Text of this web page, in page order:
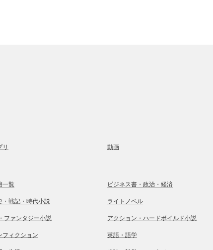
リ 動画
一覧 ビジネス書・政治・経済
・戦記・時代小説 ライトノベル
ファンタジー小説 アクション・ハードボイルド小説
フィクション 英語・語学